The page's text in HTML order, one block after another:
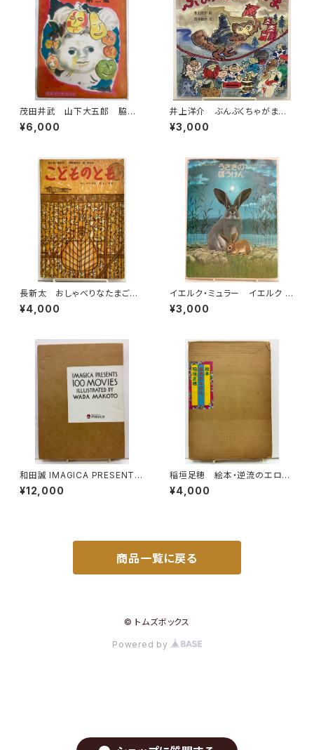
茂田井武 山下大五郎 脇田
和 日本児童文学選 年刊第
二集 児童文学者協会 編 昭
¥6,000
井上洋介 ぶんぶくちゃがま
筒井敬介 1987年 初版 ミ
キハウス
¥3,000
長新太 おしゃべりなたまごや
き 寺村輝夫 こどものとも「母
の友」絵本35 1959年 福音
¥4,000
イエルク・ミュラー イエルク ・
シュタイナー うさぎのぼうけ
ん 佐々木元 訳 1978年 初
¥3,000
和田誠 IMAGICA PRESENTS
100MOVIES ILLASTRATED
BY WADA MAKOTO 非売品
¥12,000
稲垣足穂 絵本・逆流のエロ
ス 1970年 函 現代ブック
社
¥4,000
商品一覧に戻る
© トムズボックス
Powered by